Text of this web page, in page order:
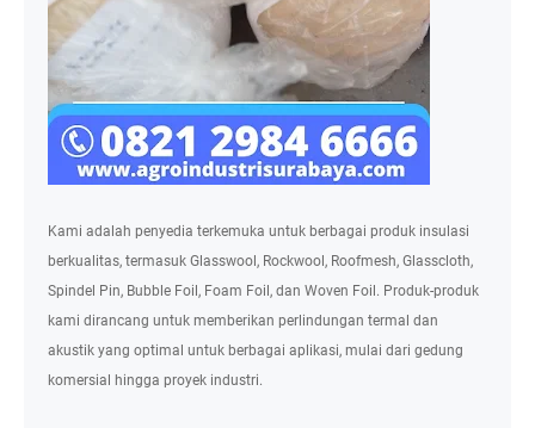
Kami adalah penyedia terkemuka untuk berbagai produk insulasi
berkualitas, termasuk Glasswool, Rockwool, Roofmesh, Glasscloth,
Spindel Pin, Bubble Foil, Foam Foil, dan Woven Foil. Produk-produk
kami dirancang untuk memberikan perlindungan termal dan
akustik yang optimal untuk berbagai aplikasi, mulai dari gedung
komersial hingga proyek industri.